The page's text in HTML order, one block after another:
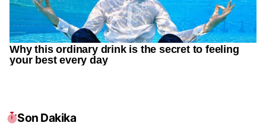
Son Dakika